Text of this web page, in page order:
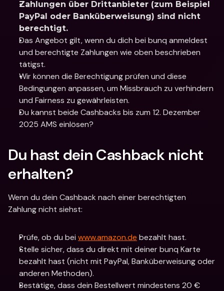
Zahlungen über Drittanbieter (zum Beispiel
PayPal oder Banküberweisung) sind nicht
berechtigt.
Das Angebot gilt, wenn du dich bei bunq anmeldest
und berechtigte Zahlungen wie oben beschrieben
tätigst.
Wir können die Berechtigung prüfen und diese
Bedingungen anpassen, um Missbrauch zu verhindern
und Fairness zu gewährleisten.
Du kannst beide Cashbacks bis zum 12. Dezember
2025 AMS einlösen?
Du hast dein Cashback nicht
erhalten?
Wenn du dein Cashback nach einer berechtigten
Zahlung nicht siehst:
Prüfe, ob du bei www.amazon.de bezahlt hast.
Stelle sicher, dass du direkt mit deiner bunq Karte
bezahlt hast (nicht mit PayPal, Banküberweisung oder
anderen Methoden).
Bestätige, dass dein Bestellwert mindestens 20 €